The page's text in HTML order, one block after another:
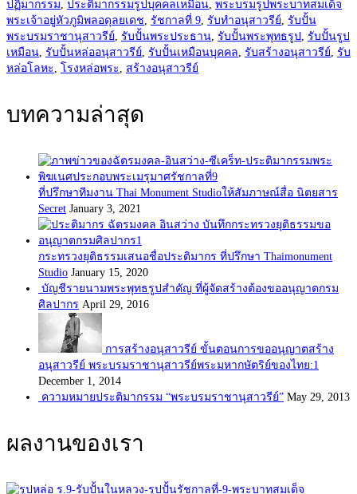
ปฏิมากรรม, ประติมากรรมรูปบุคคลเหมือน, พระบรมรูปพระบาทสมเด็จ
พระเจ้าอยู่หัวภูมิพลอดุลยเดช, รัชกาลที่ 9, รับทำอนุสาวรีย์, รับปั้น
พระบรมราชานุสาวรีย์, รับปั้นพระประธาน, รับปั้นพระพุทธรูป , รับปั้นรูป
เหมือน, รับปั้นหล่ออนุสาวรีย์, รับปั้นเหมือนบุคคล, รับสร้างอนุสาวรีย์, รับ
หล่อโลหะ, โรงหล่อพระ, สร้างอนุสาวรีย์
บทความล่าสุด
ที่ปรึกษาทีมงาน Thai Monument Studioให้สัมภาษณ์สื่อ นิตยสาร
Secret January 3, 2021
กระทรวงยุติธรรมเสนอชื่อประติมากร ที่ปรึกษา Thaimonument
Studio January 15, 2020
บัญชีรายนามพระพุทธรูปสำคัญ ที่ผู้จัดสร้างต้องขออนุญาตกรม
ศิลปากร April 29, 2016
การสร้างอนุสาวรีย์ ขั้นตอนการขออนุญาตสร้าง
อนุสาวรีย์ พระบรมราชานุสาวรีย์พระมหากษัตริย์ของไทย:1
December 1, 2014
ความหมายประติมากรรม “พระบรมราชานุสาวรีย์” May 29, 2013
ผลงานของเรา